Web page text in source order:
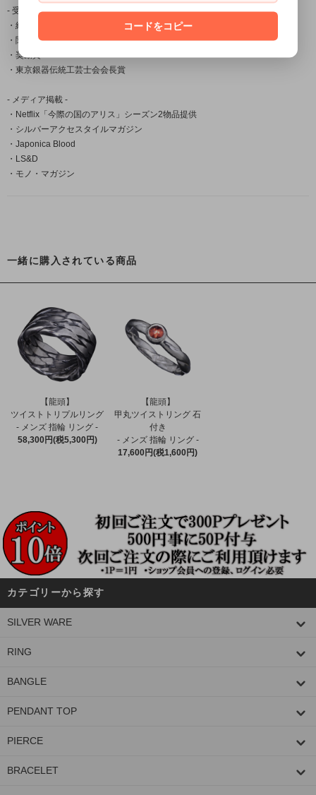
- 受賞一覧 -
・経済産業大臣賞
・関東経済産業局長賞
・奨励賞
・東京銀器伝統工芸士会会長賞
- メディア掲載 -
・Netflix「今際の国のアリス」シーズン2物品提供
・シルバーアクセスタイルマガジン
・Japonica Blood
・LS&D
・モノ・マガジン
一緒に購入されている商品
【龍頭】
ツイストトリプルリング
- メンズ 指輪 リング -
58,300円(税5,300円)
【龍頭】
甲丸ツイストリング 石
付き
- メンズ 指輪 リング -
17,600円(税1,600円)
カテゴリーから探す
SILVER WARE
RING
BANGLE
PENDANT TOP
PIERCE
BRACELET
コードをコピー